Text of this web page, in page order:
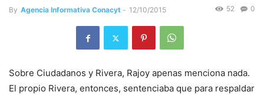
By Agencia Informativa Conacyt - 12/10/2015 0
52
Sobre Ciudadanos y Rivera, Rajoy apenas menciona nada.
El propio Rivera, entonces, sentenciaba que para respaldar